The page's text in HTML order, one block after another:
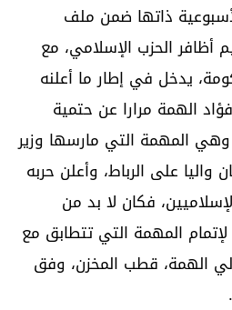
ذاتها ضمن ملف
أظافر الحزب الإسلامي، مع
يدخل في إطار ما أعلنه
الهمة مرارا عن حتمية
وهي المهمة التي مارسها وزير
واليا على الرباط، وأعلن حربه
فكان لا بد من
لإتمام المهمة التي تتطابق مع
الهمة، قطب المخزن، وفق